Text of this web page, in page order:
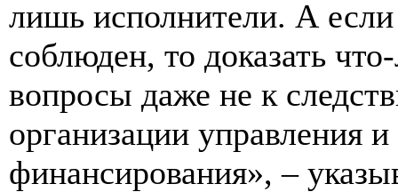
лишь исполнители. А
соблюден, то доказать
вопросы даже не к
организации управления
финансирования», –